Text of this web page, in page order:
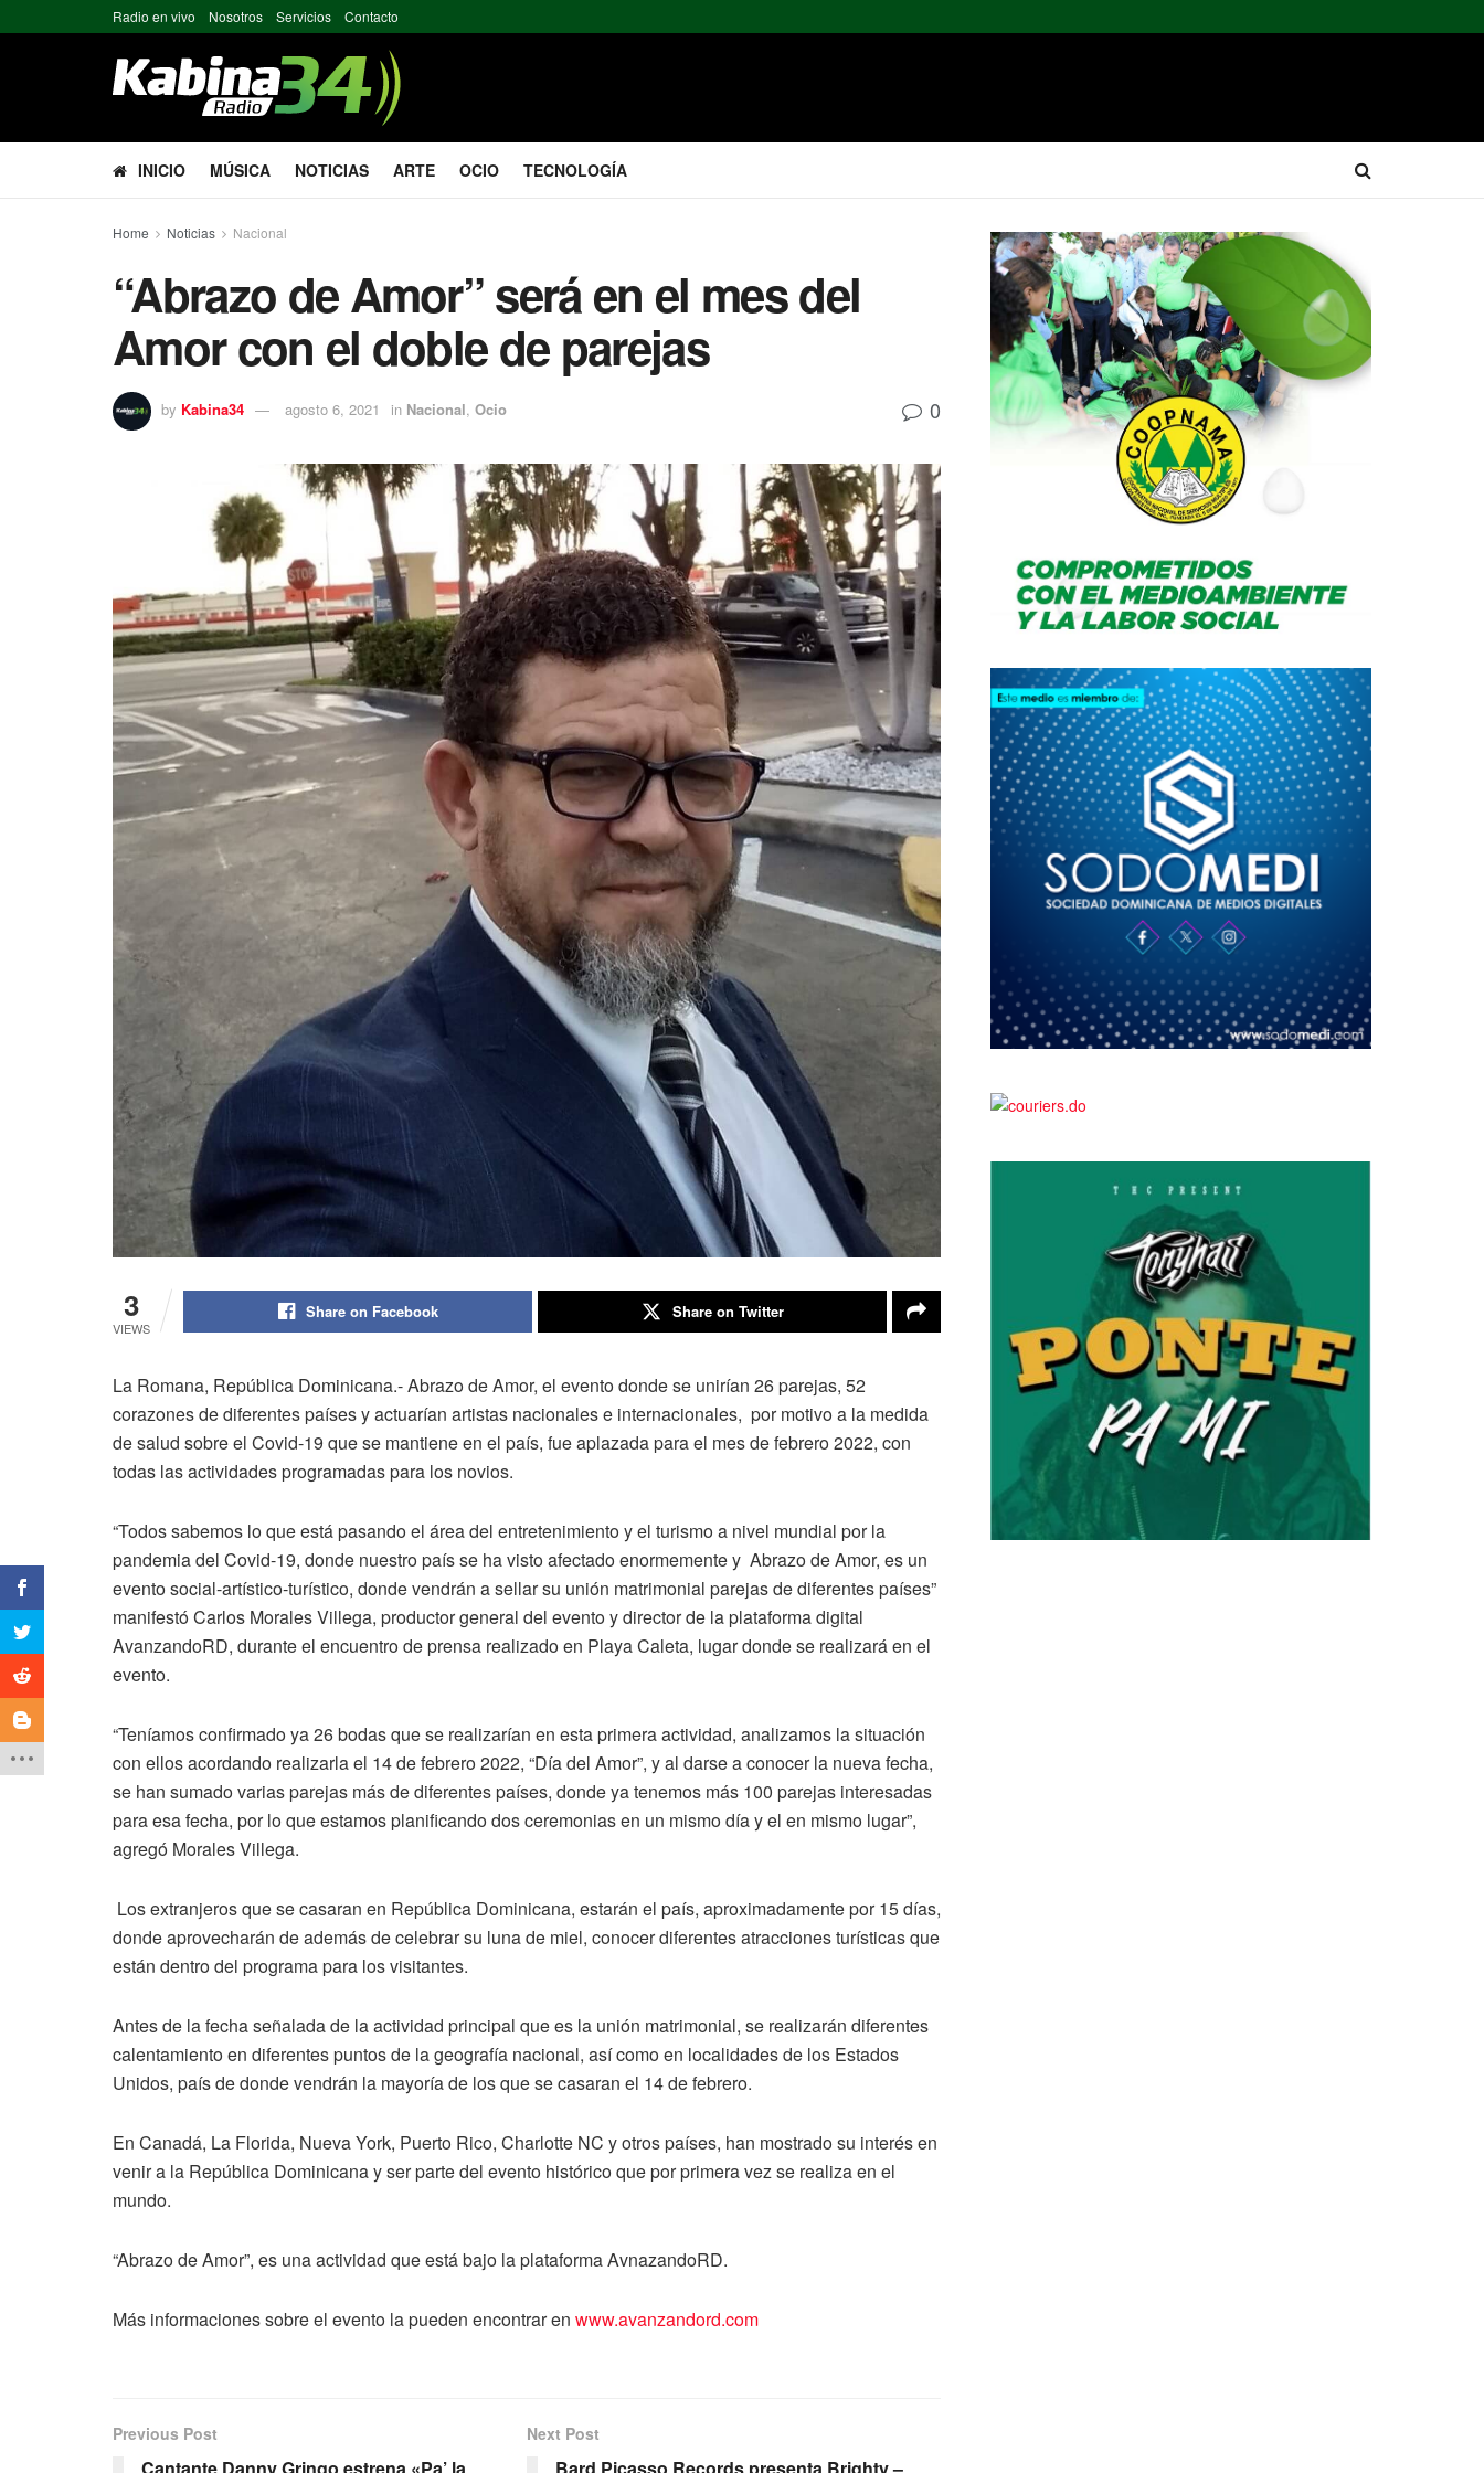
Radio en vivo Nosotros Servicios Contacto
INICIO MÚSICA NOTICIAS ARTE OCIO TECNOLOGÍA
Home Noticias Nacional
“Abrazo de Amor” será en el mes del
Amor con el doble de parejas
by Kabina34 agosto 6, 2021 in Nacional, Ocio 0
3
VIEWS
Share on Facebook Share on Twitter
La Romana, República Dominicana.- Abrazo de Amor, el evento donde se unirían 26 parejas, 52
corazones de diferentes países y actuarían artistas nacionales e internacionales, por motivo a la medida
de salud sobre el Covid-19 que se mantiene en el país, fue aplazada para el mes de febrero 2022, con
todas las actividades programadas para los novios.
“Todos sabemos lo que está pasando el área del entretenimiento y el turismo a nivel mundial por la
pandemia del Covid-19, donde nuestro país se ha visto afectado enormemente y Abrazo de Amor, es un
evento social-artístico-turístico, donde vendrán a sellar su unión matrimonial parejas de diferentes países”
manifestó Carlos Morales Villega, productor general del evento y director de la plataforma digital
AvanzandoRD, durante el encuentro de prensa realizado en Playa Caleta, lugar donde se realizará en el
evento.
“Teníamos confirmado ya 26 bodas que se realizarían en esta primera actividad, analizamos la situación
con ellos acordando realizarla el 14 de febrero 2022, “Día del Amor”, y al darse a conocer la nueva fecha,
se han sumado varias parejas más de diferentes países, donde ya tenemos más 100 parejas interesadas
para esa fecha, por lo que estamos planificando dos ceremonias en un mismo día y el en mismo lugar”,
agregó Morales Villega.
Los extranjeros que se casaran en República Dominicana, estarán el país, aproximadamente por 15 días,
donde aprovecharán de además de celebrar su luna de miel, conocer diferentes atracciones turísticas que
están dentro del programa para los visitantes.
Antes de la fecha señalada de la actividad principal que es la unión matrimonial, se realizarán diferentes
calentamiento en diferentes puntos de la geografía nacional, así como en localidades de los Estados
Unidos, país de donde vendrán la mayoría de los que se casaran el 14 de febrero.
En Canadá, La Florida, Nueva York, Puerto Rico, Charlotte NC y otros países, han mostrado su interés en
venir a la República Dominicana y ser parte del evento histórico que por primera vez se realiza en el
mundo.
“Abrazo de Amor”, es una actividad que está bajo la plataforma AvnazandoRD.
Más informaciones sobre el evento la pueden encontrar en www.avanzandord.com
Previous Post Next Post